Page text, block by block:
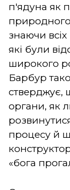
п'ядуна як
природного
знаючи
які були
широкого
Барбур
стверджує,
органи, як
процесу й
«бога